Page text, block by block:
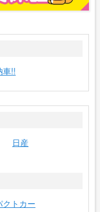
車!!
日産
クトカー